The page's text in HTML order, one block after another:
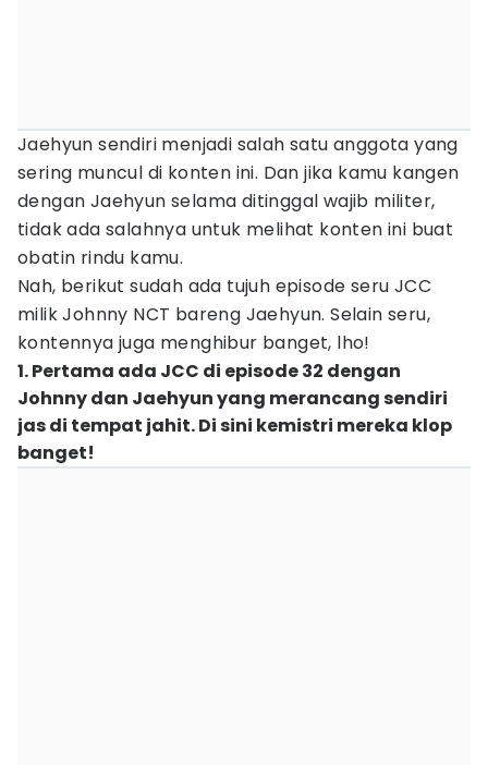
Jaehyun sendiri menjadi salah satu anggota yang
sering muncul di konten ini. Dan jika kamu kangen
dengan Jaehyun selama ditinggal wajib militer,
tidak ada salahnya untuk melihat konten ini buat
obatin rindu kamu.
Nah, berikut sudah ada tujuh episode seru JCC
milik Johnny NCT bareng Jaehyun. Selain seru,
kontennya juga menghibur banget, lho!
1. Pertama ada JCC di episode 32 dengan
Johnny dan Jaehyun yang merancang sendiri
jas di tempat jahit. Di sini kemistri mereka klop
banget!